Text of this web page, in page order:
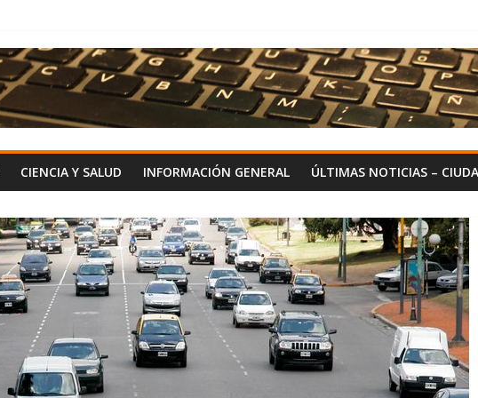
CIENCIA Y SALUD INFORMACIÓN GENERAL ÚLTIMAS NOTICIAS –